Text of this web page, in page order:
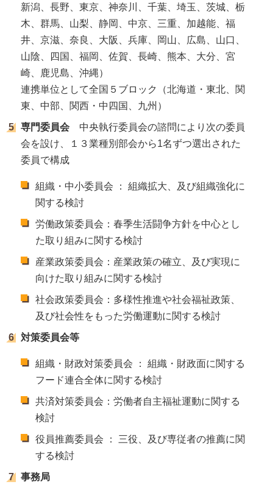
新潟、長野、東京、神奈川、千葉、埼玉、茨城、栃
木、群馬、山梨、静岡、中京、三重、加越能、福
井、京滋、奈良、大阪、兵庫、岡山、広島、山口、
山陰、四国、福岡、佐賀、長崎、熊本、大分、宮
崎、鹿児島、沖縄）
連携単位として全国５ブロック（北海道・東北、関
東、中部、関西・中四国、九州）
専門委員会 中央執行委員会の諮問により次の委員
会を設け、１３業種別部会から1名ずつ選出された
委員で構成
組織・中小委員会 ： 組織拡大、及び組織強化に
関する検討
労働政策委員会：春季生活闘争方針を中心とし
た取り組みに関する検討
産業政策委員会：産業政策の確立、及び実現に
向けた取り組みに関する検討
社会政策委員会：多様性推進や社会福祉政策、
及び社会性をもった労働運動に関する検討
対策委員会等
組織・財政対策委員会 ： 組織・財政面に関する
フード連合全体に関する検討
共済対策委員会：労働者自主福祉運動に関する
検討
役員推薦委員会 ： 三役、及び専従者の推薦に関
する検討
事務局